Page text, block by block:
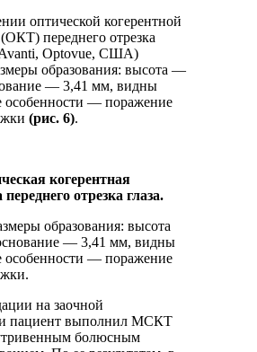
оптической когерентной
переднего отрезка
Optovue, США)
образования: высота —
— 3,41 мм, видны
особенности — поражение
(рис. 6).
когерентная
отрезка глаза.
образования: высота
— 3,41 мм, видны
особенности — поражение
на заочной
пациент выполнил МСКТ
болюсным